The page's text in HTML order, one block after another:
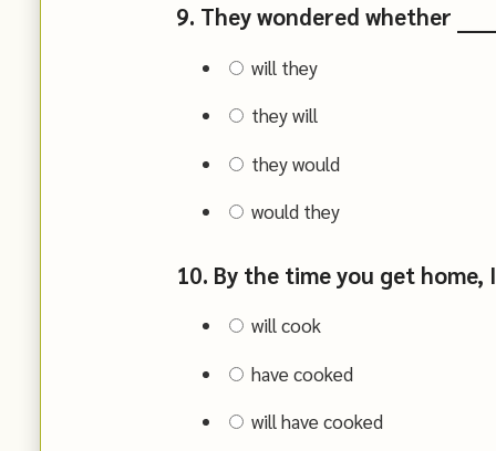
9. They wondered whether
will they
they will
they would
would they
10. By the time you get home, I
will cook
have cooked
will have cooked